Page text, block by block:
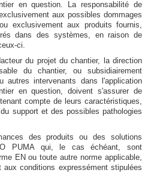
en question. La responsabilité de
aux possibles dommages
exclusivement aux produits fournis,
dans des systèmes, en raison de
ci.
du projet du chantier, la direction
du chantier, ou subsidiairement
autres intervenants dans l'application
en question, doivent s'assurer de
compte de leurs caractéristiques,
support et des possibles pathologies
des produits ou des solutions
PUMA qui, le cas échéant, sont
EN ou toute autre norme applicable,
conditions expressément stipulées